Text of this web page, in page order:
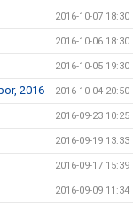
2016-10-07 18:30
2016-10-06 18:30
2016-10-05 19:30
2016 2016-10-04 20:50
2016-09-23 10:25
2016-09-19 13:33
2016-09-17 15:39
2016-09-09 11:34